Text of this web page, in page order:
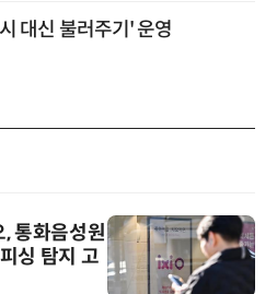
대신 불러주기' 운영
통화음성원
싱 탐지 고